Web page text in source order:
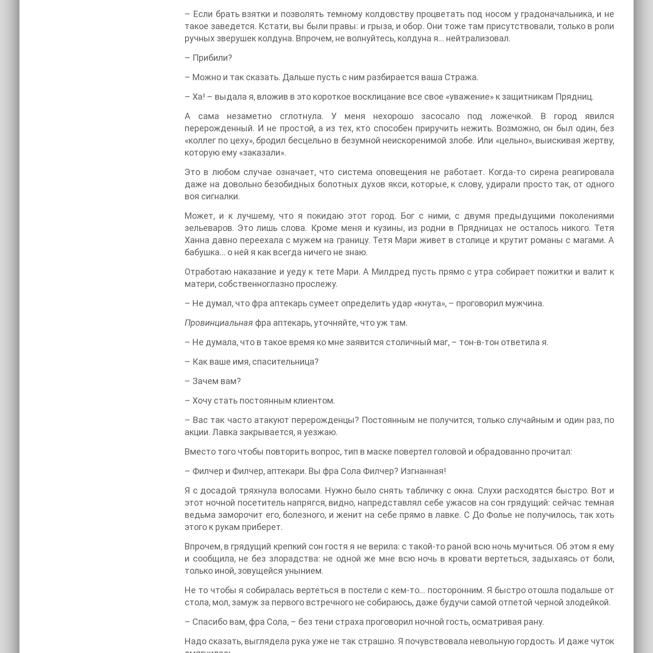
– Если брать взятки и позволять темному колдовству процветать под носом у градоначальника, и не
такое заведется. Кстати, вы были правы: и грыза, и обор. Они тоже там присутствовали, только в роли
ручных зверушек колдуна. Впрочем, не волнуйтесь, колдуна я… нейтрализовал.
– Прибили?
– Можно и так сказать. Дальше пусть с ним разбирается ваша Стража.
– Ха! – выдала я, вложив в это короткое восклицание все свое «уважение» к защитникам Прядниц.
А сама незаметно сглотнула. У меня нехорошо засосало под ложечкой. В город явился
перерожденный. И не простой, а из тех, кто способен приручить нежить. Возможно, он был один, без
«коллег по цеху», бродил бесцельно в безумной неискоренимой злобе. Или «цельно», выискивая жертву,
которую ему «заказали».
Это в любом случае означает, что система оповещения не работает. Когда-то сирена реагировала
даже на довольно безобидных болотных духов якси, которые, к слову, удирали просто так, от одного
воя сигналки.
Может, и к лучшему, что я покидаю этот город. Бог с ними, с двумя предыдущими поколениями
зельеваров. Это лишь слова. Кроме меня и кузины, из родни в Прядницах не осталось никого. Тетя
Ханна давно переехала с мужем на границу. Тетя Мари живет в столице и крутит романы с магами. А
бабушка… о ней я как всегда ничего не знаю.
Отработаю наказание и уеду к тете Мари. А Милдред пусть прямо с утра собирает пожитки и валит к
матери, собственноглазно прослежу.
– Не думал, что фра аптекарь сумеет определить удар «кнута», – проговорил мужчина.
Провинциальная фра аптекарь, уточняйте, что уж там.
– Не думала, что в такое время ко мне заявится столичный маг, – тон-в-тон ответила я.
– Как ваше имя, спасительница?
– Зачем вам?
– Хочу стать постоянным клиентом.
– Вас так часто атакуют перерожденцы? Постоянным не получится, только случайным и один раз, по
акции. Лавка закрывается, я уезжаю.
Вместо того чтобы повторить вопрос, тип в маске повертел головой и обрадованно прочитал:
– Филчер и Филчер, аптекари. Вы фра Сола Филчер? Изгнанная!
Я с досадой тряхнула волосами. Нужно было снять табличку с окна. Слухи расходятся быстро. Вот и
этот ночной посетитель напрягся, видно, напредставлял себе ужасов на сон грядущий: сейчас темная
ведьма заморочит его, болезного, и женит на себе прямо в лавке. С До Фолье не получилось, так хоть
этого к рукам приберет.
Впрочем, в грядущий крепкий сон гостя я не верила: с такой-то раной всю ночь мучиться. Об этом я ему
и сообщила, не без злорадства: не одной же мне всю ночь в кровати вертеться, задыхаясь от боли,
только иной, зовущейся унынием.
Не то чтобы я собиралась вертеться в постели с кем-то… посторонним. Я быстро отошла подальше от
стола, мол, замуж за первого встречного не собираюсь, даже будучи самой отпетой черной злодейкой.
– Спасибо вам, фра Сола, – без тени страха проговорил ночной гость, осматривая рану.
Надо сказать, выглядела рука уже не так страшно. Я почувствовала невольную гордость. И даже чуток